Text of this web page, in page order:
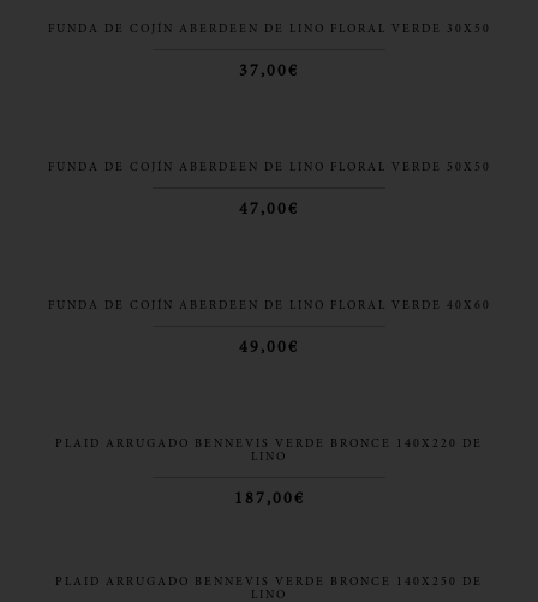
FUNDA DE COJÍN ABERDEEN DE LINO FLORAL VERDE 30X50
37,00€
FUNDA DE COJÍN ABERDEEN DE LINO FLORAL VERDE 50X50
47,00€
FUNDA DE COJÍN ABERDEEN DE LINO FLORAL VERDE 40X60
49,00€
PLAID ARRUGADO BENNEVIS VERDE BRONCE 140X220 DE
LINO
187,00€
PLAID ARRUGADO BENNEVIS VERDE BRONCE 140X250 DE
LINO